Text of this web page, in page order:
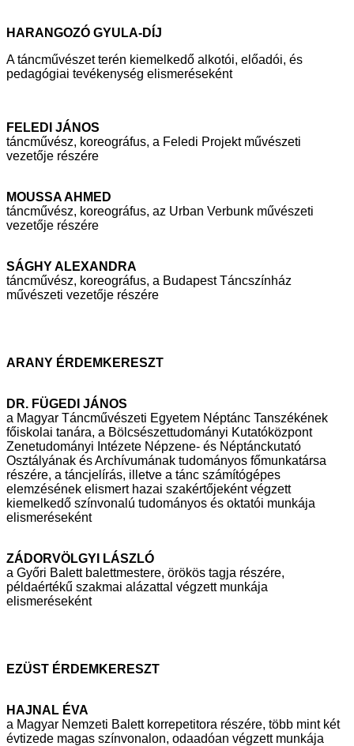
HARANGOZÓ GYULA-DÍJ
A táncművészet terén kiemelkedő alkotói, előadói, és
pedagógiai tevékenység elismeréseként
FELEDI JÁNOS
táncművész, koreográfus, a Feledi Projekt művészeti
vezetője részére
MOUSSA AHMED
táncművész, koreográfus, az Urban Verbunk művészeti
vezetője részére
SÁGHY ALEXANDRA
táncművész, koreográfus, a Budapest Táncszínház
művészeti vezetője részére
ARANY ÉRDEMKERESZT
DR. FÜGEDI JÁNOS
a Magyar Táncművészeti Egyetem Néptánc Tanszékének
főiskolai tanára, a Bölcsészettudományi Kutatóközpont
Zenetudományi Intézete Népzene- és Néptánckutató
Osztályának és Archívumának tudományos főmunkatársa
részére, a táncjelírás, illetve a tánc számítógépes
elemzésének elismert hazai szakértőjeként végzett
kiemelkedő színvonalú tudományos és oktatói munkája
elismeréseként
ZÁDORVÖLGYI LÁSZLÓ
a Győri Balett balettmestere, örökös tagja részére,
példaértékű szakmai alázattal végzett munkája
elismeréseként
EZÜST ÉRDEMKERESZT
HAJNAL ÉVA
a Magyar Nemzeti Balett korrepetitora részére, több mint két
évtizede magas színvonalon, odaadóan végzett munkája